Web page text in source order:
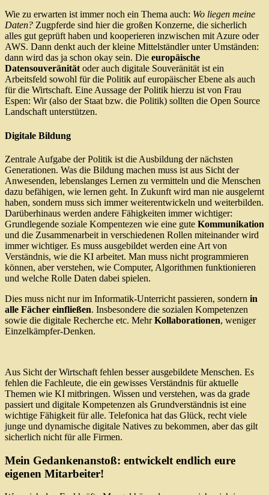
Wie zu erwarten ist immer noch ein Thema auch: Wo liegen meine
Daten? Zugpferde sind hier die großen Konzerne, die sicherlich
alles gut geprüft haben und kooperieren inzwischen mit Azure oder
AWS. Dann denkt auch der kleine Mittelständler unter Umständen:
dann wird das ja schon okay sein. Die europäische
Datensouveränitätoder auch digitale Souveränität ist ein
Arbeitsfeld sowohl für die Politik auf europäischer Ebene als auch
für die Wirtschaft. Eine Aussage der Politik hierzu ist von Frau
Espen: Wir (also der Staat bzw. die Politik) sollten die Open Source
Landschaft unterstützen.
Digitale Bildung
Zentrale Aufgabe der Politik ist die Ausbildung der nächsten
Generationen. Was die Bildung machen muss ist aus Sicht der
Anwesenden, lebenslanges Lernen zu vermitteln und die Menschen
dazu befähigen, wie lernen geht. In Zukunft wird man nie ausgelernt
haben, sondern muss sich immer weiterentwickeln und weiterbilden.
Darüberhinaus werden andere Fähigkeiten immer wichtiger:
Grundlegende soziale Kompentezen wie eine gute Kommunikation
und die Zusammenarbeit in verschiedenen Rollen miteinander wird
immer wichtiger. Es muss ausgebildet werden eine Art von
Verständnis, wie die KI arbeitet. Man muss nicht programmieren
können, aber verstehen, wie Computer, Algorithmen funktionieren
und welche Rolle Daten dabei spielen.
Dies muss nicht nur im Informatik-Unterricht passieren, sondern in
alle Fächer einfließen. Insbesondere die sozialen Kompetenzen
sowie die digitale Recherche etc. MehrKollaborationen, weniger
Einzelkämpfer-Denken.
Aus Sicht der Wirtschaft fehlen besser ausgebildete Menschen. Es
fehlen die Fachleute, die ein gewisses Verständnis für aktuelle
Themen wie KI mitbringen. Wissen und verstehen, was da grade
passiert und digitale Kompetenzen als Grundverständnis ist eine
wichtige Fähigkeit für alle. Telefonica hat das Glück, recht viele
junge und dynamische digitale Natives zu bekommen, aber das gilt
sicherlich nicht für alle Firmen.
Mein Gedankenanstoß: entwickelt endlich eure
eigenen Mitarbeiter!